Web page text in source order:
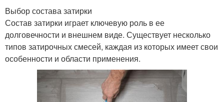
Выбор состава затирки
Состав затирки играет ключевую роль в ее
долговечности и внешнем виде. Существует несколько
типов затирочных смесей, каждая из которых имеет свои
особенности и области применения.